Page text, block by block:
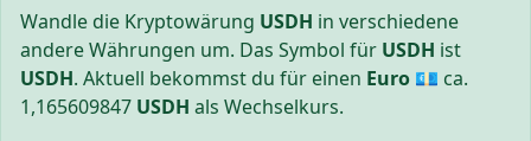
Wandle die Kryptowärung USDH in verschiedene
andere Währungen um. Das Symbol für USDH ist
USDH. Aktuell bekommst du für einen Euro 💶 ca.
1,165609847 USDH als Wechselkurs.